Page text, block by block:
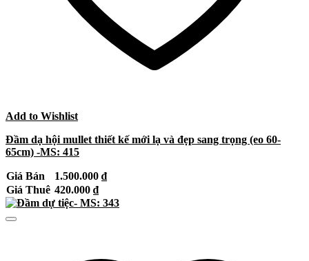
Add to Wishlist
Đầm dạ hội mullet thiết kế mới lạ và đẹp sang trọng (eo 60-
65cm) -MS: 415
Giá Bán 1.500.000 ₫
Giá Thuê 420.000 ₫